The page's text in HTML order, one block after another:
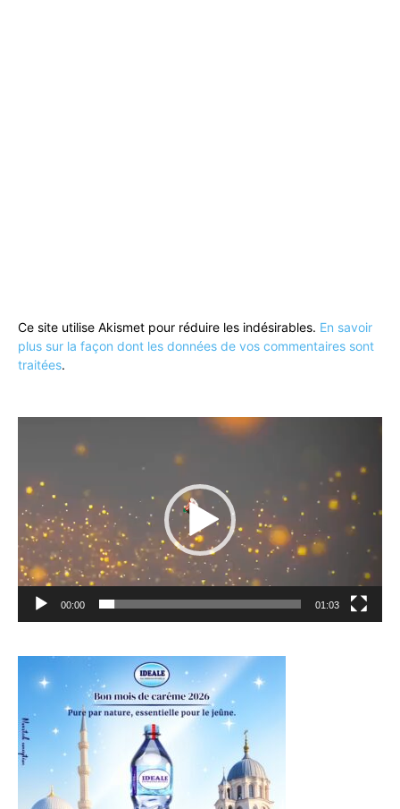
Ce site utilise Akismet pour réduire les indésirables. En savoir
plus sur la façon dont les données de vos commentaires sont
traitées.
00:00 01:03